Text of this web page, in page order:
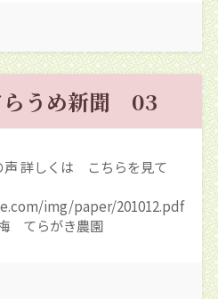
うめ新聞 03
詳しくは こちらを見て
img/paper/201012.pdf
てらがき農園